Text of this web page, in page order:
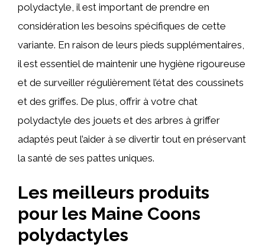
polydactyle, il est important de prendre en
considération les besoins spécifiques de cette
variante. En raison de leurs pieds supplémentaires,
il est essentiel de maintenir une hygiène rigoureuse
et de surveiller régulièrement l’état des coussinets
et des griffes. De plus, offrir à votre chat
polydactyle des jouets et des arbres à griffer
adaptés peut l’aider à se divertir tout en préservant
la santé de ses pattes uniques.
Les meilleurs produits
pour les Maine Coons
polydactyles